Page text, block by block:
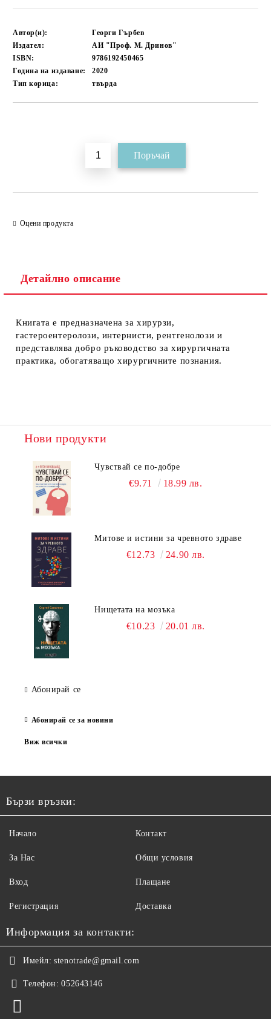
Автор(и):
Георги Гърбев
Издател:
АИ "Проф. М. Дринов"
ISBN:
9786192450465
Година на издаване:
2020
Тип корица:
твърда
Оцени продукта
Детайлно описание
Книгата е предназначена за хирурзи,
гастероентеролози, интернисти, рентгенолози и
представлява добро ръководство за хирургичната
практика, обогатяващо хирургичните познания.
Нови продукти
Чувствай се по-добре
€9.71 18.99 лв.
Митове и истини за чревното здраве
€12.73 24.90 лв.
Нищетата на мозъка
€10.23 20.01 лв.
Абонирай се
Абонирай се за новини
Виж всички
Бързи връзки:
Начало
За Нас
Вход
Регистрация
Контакт
Общи условия
Плащане
Доставка
Информация за контакти:
Имейл: stenotrade@gmail.com
Телефон: 052643146